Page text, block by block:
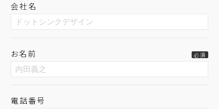
会社名
お名前 必須
電話番号